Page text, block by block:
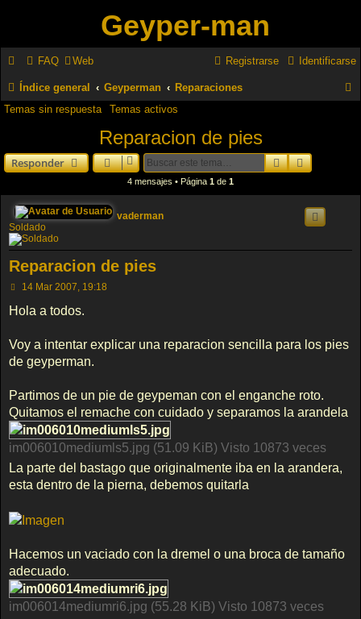
Geyper-man
FAQ Web Identificarse
Registrarse
Índice general Geyperman Reparaciones
Temas sin respuesta Temas activos
Reparacion de pies
Responder BuscarBúsqueda
4 mensajes • Página 1 de 1
vaderman
Soldado
Reparacion de pies
M
n
j
14 Mar 2007, 19:18
Hola a todos.
Voy a intentar explicar una reparacion sencilla para los pies
de geyperman.
Partimos de un pie de geypeman con el enganche roto.
Quitamos el remache con cuidado y separamos la arandela
im006010mediumls5.jpg (51.09 KiB) Visto 10873 veces
La parte del bastago que originalmente iba en la arandera,
esta dentro de la pierna, debemos quitarla
Hacemos un vaciado con la dremel o una broca de tamaño
adecuado.
im006014mediumri6.jpg (55.28 KiB) Visto 10873 veces